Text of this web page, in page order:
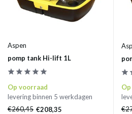
Aspen
pomp tank Hi-lift 1L
Op voorraad
levering binnen 5 werkdagen
€260,45 €208,35